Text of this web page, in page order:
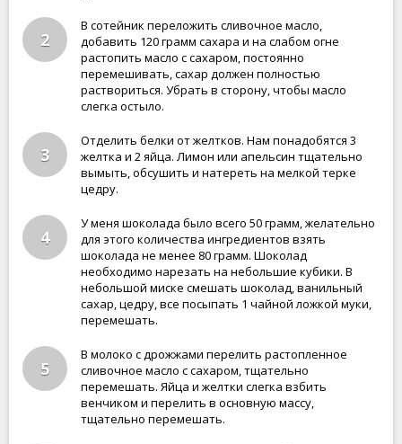
2
В сотейник переложить сливочное масло,
добавить 120 грамм сахара и на слабом огне
растопить масло с сахаром, постоянно
перемешивать, сахар должен полностью
раствориться. Убрать в сторону, чтобы масло
слегка остыло.
3
Отделить белки от желтков. Нам понадобятся 3
желтка и 2 яйца. Лимон или апельсин тщательно
вымыть, обсушить и натереть на мелкой терке
цедру.
4
У меня шоколада было всего 50 грамм, желательно
для этого количества ингредиентов взять
шоколада не менее 80 грамм. Шоколад
необходимо нарезать на небольшие кубики. В
небольшой миске смешать шоколад, ванильный
сахар, цедру, все посыпать 1 чайной ложкой муки,
перемешать.
5
В молоко с дрожжами перелить растопленное
сливочное масло с сахаром, тщательно
перемешать. Яйца и желтки слегка взбить
венчиком и перелить в основную массу,
тщательно перемешать.